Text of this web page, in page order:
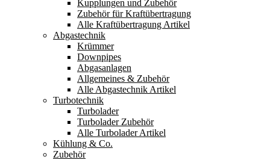
Kupplungen und Zubehör
Zubehör für Kraftübertragung
Alle Kraftübertragung Artikel
Abgastechnik
Krümmer
Downpipes
Abgasanlagen
Allgemeines & Zubehör
Alle Abgastechnik Artikel
Turbotechnik
Turbolader
Turbolader Zubehör
Alle Turbolader Artikel
Kühlung & Co.
Zubehör